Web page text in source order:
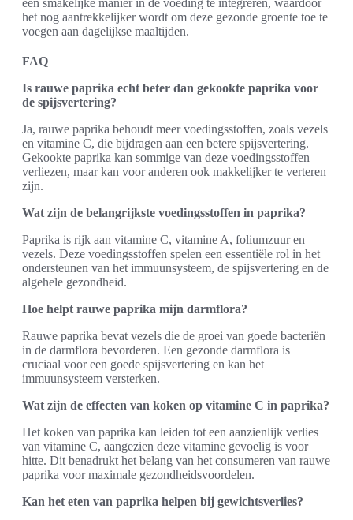
het nog aantrekkelijker wordt om deze gezonde groente toe te
voegen aan dagelijkse maaltijden.
FAQ
Is rauwe paprika echt beter dan gekookte paprika voor
de spijsvertering?
Ja, rauwe paprika behoudt meer voedingsstoffen, zoals vezels
en vitamine C, die bijdragen aan een betere spijsvertering.
Gekookte paprika kan sommige van deze voedingsstoffen
verliezen, maar kan voor anderen ook makkelijker te verteren
zijn.
Wat zijn de belangrijkste voedingsstoffen in paprika?
Paprika is rijk aan vitamine C, vitamine A, foliumzuur en
vezels. Deze voedingsstoffen spelen een essentiële rol in het
ondersteunen van het immuunsysteem, de spijsvertering en de
algehele gezondheid.
Hoe helpt rauwe paprika mijn darmflora?
Rauwe paprika bevat vezels die de groei van goede bacteriën
in de darmflora bevorderen. Een gezonde darmflora is
cruciaal voor een goede spijsvertering en kan het
immuunsysteem versterken.
Wat zijn de effecten van koken op vitamine C in paprika?
Het koken van paprika kan leiden tot een aanzienlijk verlies
van vitamine C, aangezien deze vitamine gevoelig is voor
hitte. Dit benadrukt het belang van het consumeren van rauwe
paprika voor maximale gezondheidsvoordelen.
Kan het eten van paprika helpen bij gewichtsverlies?